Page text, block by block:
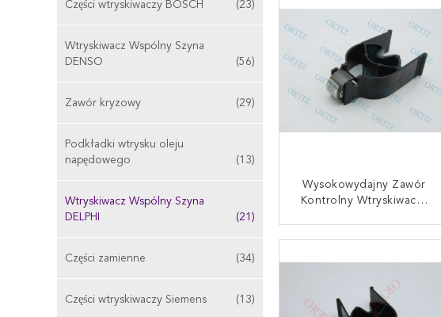
Części wtryskiwaczy BOSCH (23)
Wtryskiwacz Wspólny Szyna
DENSO
(56)
Zawór kryzowy (29)
Podkładki wtrysku oleju
napędowego
(13)
Wtryskiwacz Wspólny Szyna
DELPHI
(21)
Części zamienne (34)
Części wtryskiwaczy Siemens (13)
Wysokowydajny Zawór
Kontrolny Wtryskiwacza
SKONTAKTUJ SIĘ TERAZ